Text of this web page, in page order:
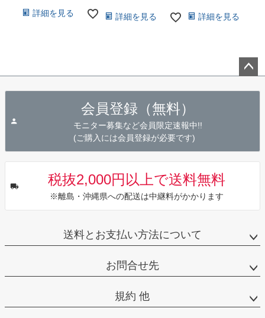
詳細を見る 詳細を見る 詳細を見る
会員登録（無料）
モニター募集など会員限定速報中!!
(ご購入には会員登録が必要です)
税抜2,000円以上で送料無料
※離島・沖縄県への配送は中継料がかかります
送料とお支払い方法について
お問合せ先
規約 他